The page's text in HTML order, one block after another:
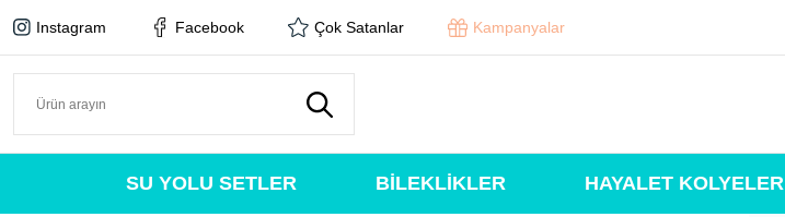
Instagram Facebook Çok Satanlar Kampanyalar
SU YOLU SETLER BİLEKLİKLER HAYALET KOLYELER